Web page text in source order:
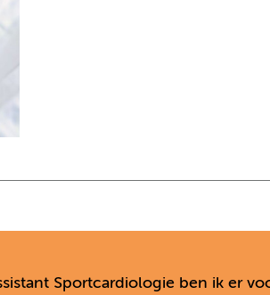
Sportcardiologie ben ik er